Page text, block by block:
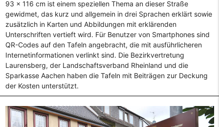
93 x 116 cm ist einem speziellen Thema an dieser Straße
gewidmet, das kurz und allgemein in drei Sprachen erklärt sowie
zusätzlich in Karten und Abbildungen mit erklärenden
Unterschriften vertieft wird. Für Benutzer von Smartphones sind
QR-Codes auf den Tafeln angebracht, die mit ausführlicheren
Internetinformationen verlinkt sind. Die Bezirkvertretung
Laurensberg, der Landschaftsverband Rheinland und die
Sparkasse Aachen haben die Tafeln mit Beiträgen zur Deckung
der Kosten unterstützt.